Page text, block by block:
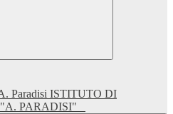
ISTITUTO DI
"A. PARADISI"